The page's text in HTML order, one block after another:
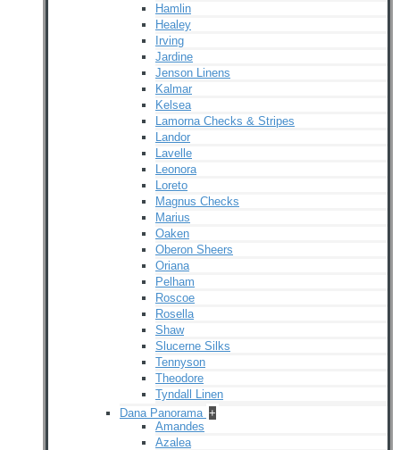
Hamlin
Healey
Irving
Jardine
Jenson Linens
Kalmar
Kelsea
Lamorna Checks & Stripes
Landor
Lavelle
Leonora
Loreto
Magnus Checks
Marius
Oaken
Oberon Sheers
Oriana
Pelham
Roscoe
Rosella
Shaw
Slucerne Silks
Tennyson
Theodore
Tyndall Linen
Dana Panorama +
Amandes
Azalea